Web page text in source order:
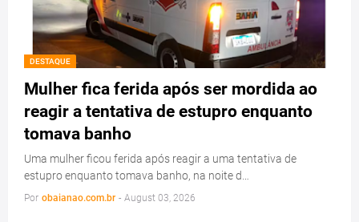
DESTAQUE
Mulher fica ferida após ser mordida ao
reagir a tentativa de estupro enquanto
tomava banho
Uma mulher ficou ferida após reagir a uma tentativa de
estupro enquanto tomava banho, na noite d…
Por obaianao.com.br - August 03, 2026